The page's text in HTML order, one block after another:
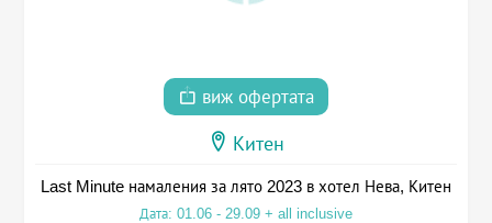
виж офертата
Китен
Last Minute намаления за лято 2023 в хотел Нева, Китен
Дата: 01.06 - 29.09 + all inclusive